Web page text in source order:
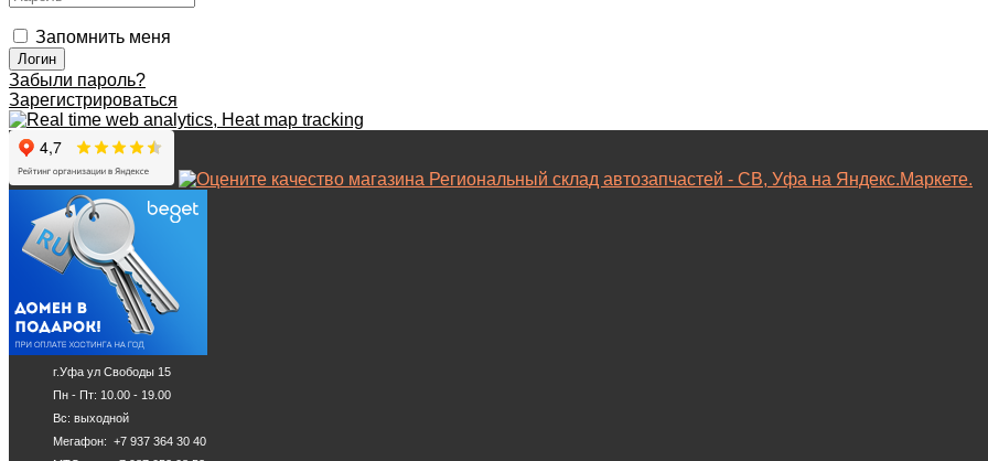
Запомнить меня
Забыли пароль?
Зарегистрироваться
г.Уфа ул Свободы 15
Пн - Пт: 10.00 - 19.00
Вс: выходной
Мегафон: +7 937 364 30 40